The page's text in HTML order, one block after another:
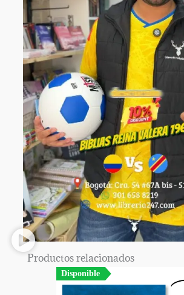
Productos relacionados
Disponible